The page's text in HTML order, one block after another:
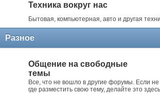
Техника вокруг нас
Бытовая, компьютерная, авто и другая
Разное
Общение на свободные
темы
Все, что не вошло в другие форумы. Если не
где разместить свою тему, делайте это